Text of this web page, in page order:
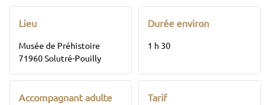
Lieu
Musée de Préhistoire
71960 Solutré-Pouilly
Durée environ
1 h 30
Accompagnant adulte
Tarif